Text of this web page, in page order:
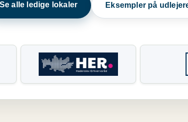
Se alle ledige lokaler Eksempler på